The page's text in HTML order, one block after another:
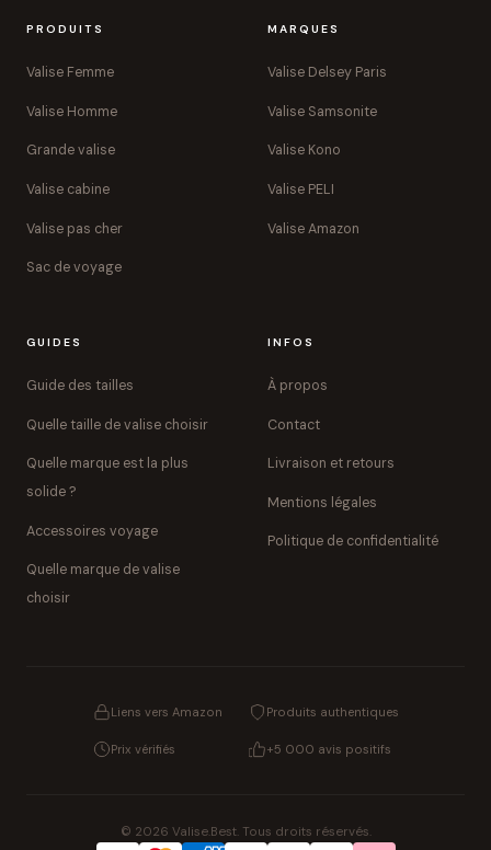
PRODUITS
Valise Femme
Valise Homme
Grande valise
Valise cabine
Valise pas cher
Sac de voyage
MARQUES
Valise Delsey Paris
Valise Samsonite
Valise Kono
Valise PELI
Valise Amazon
GUIDES
Guide des tailles
Quelle taille de valise choisir
Quelle marque est la plus
solide ?
Accessoires voyage
Quelle marque de valise
choisir
INFOS
À propos
Contact
Livraison et retours
Mentions légales
Politique de confidentialité
Liens vers Amazon Produits authentiques
Prix vérifiés +5 000 avis positifs
© 2026 Valise.Best. Tous droits réservés.